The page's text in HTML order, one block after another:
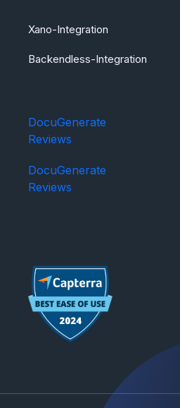
Xano-Integration
Backendless-Integration
DocuGenerate
Reviews
DocuGenerate
Reviews